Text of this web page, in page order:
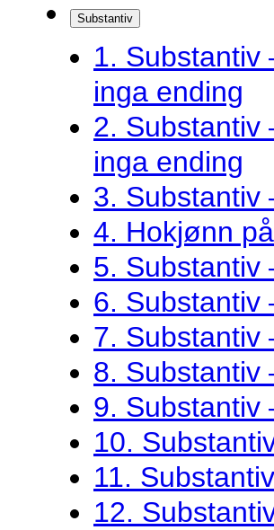
Substantiv
1. Substantiv
inga ending
2. Substantiv
inga ending
3. Substantiv
4. Hokjønn
5. Substantiv
6. Substantiv
7. Substantiv
8. Substantiv
9. Substantiv
10.
11.
12.